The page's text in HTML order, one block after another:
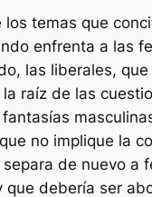
los temas que
enfrenta a las
las liberales,
raíz de las
no implique la
de nuevo a
que debería ser